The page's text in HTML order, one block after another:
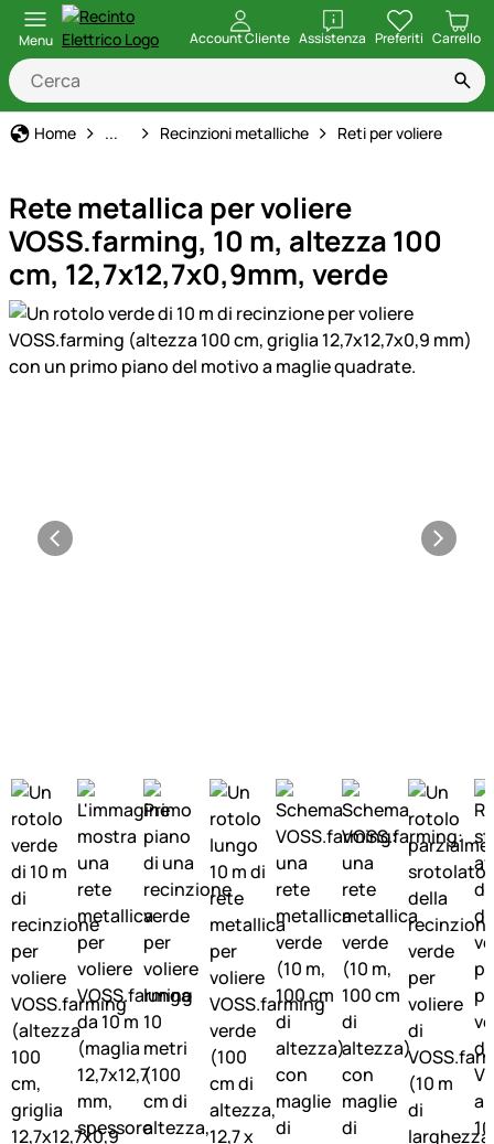
Menu Account Cliente Assistenza
apri Preferiti Carrello
Home Recinto Elettrico
... Recinzioni metalliche Reti per voliere
Rete metallica per voliere
VOSS.farming, 10 m, altezza 100
cm, 12,7x12,7x0,9mm, verde
Galleria prodotti